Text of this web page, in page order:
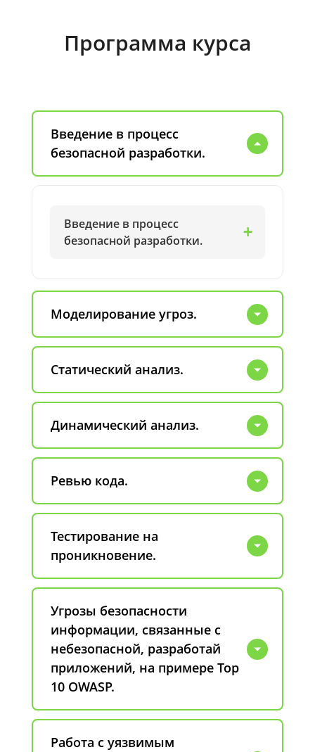
Программа курса
Введение в процесс
безопасной разработки.
Введение в процесс
безопасной разработки.
Моделирование угроз.
Статический анализ.
Динамический анализ.
Ревью кода.
Тестирование на
проникновение.
Угрозы безопасности
информации, связанные с
небезопасной, разработай
приложений, на примере Top
10 OWASP.
Работа с уязвимым